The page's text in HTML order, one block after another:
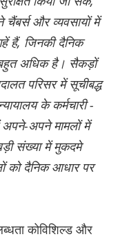
और व्यवसायों में
हैं, जिनकी दैनिक
अधिक है। सैकड़ों
परिसर में सूचीबद्ध
के कर्मचारी -
अपने-अपने मामलों में
संख्या में मुकदमे
को दैनिक आधार पर
कोविशिल्ड और